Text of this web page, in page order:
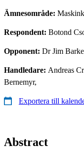
Ämnesområde:
Respondent: Botond
Opponent: Dr Jim
Handledare: Andreas
Bernemyr,
Exportera till
Abstract